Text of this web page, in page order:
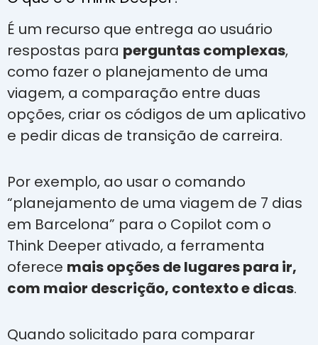
É um recurso que entrega ao usuário
respostas para perguntas complexas,
como fazer o planejamento de uma
viagem, a comparação entre duas
opções, criar os códigos de um aplicativo
e pedir dicas de transição de carreira.
Por exemplo, ao usar o comando
“planejamento de uma viagem de 7 dias
em Barcelona” para o Copilot com o
Think Deeper ativado, a ferramenta
oferece mais opções de lugares para ir,
com maior descrição, contexto e dicas.
Quando solicitado para comparar